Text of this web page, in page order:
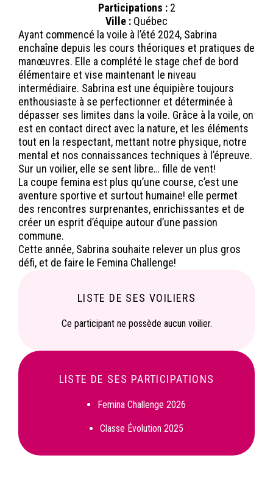
Participations : 2
Ville : Québec
Ayant commencé la voile à l’été 2024, Sabrina
enchaîne depuis les cours théoriques et pratiques de
manœuvres. Elle a complété le stage chef de bord
élémentaire et vise maintenant le niveau
intermédiaire. Sabrina est une équipière toujours
enthousiaste à se perfectionner et déterminée à
dépasser ses limites dans la voile. Grâce à la voile, on
est en contact direct avec la nature, et les éléments
tout en la respectant, mettant notre physique, notre
mental et nos connaissances techniques à l’épreuve.
Sur un voilier, elle se sent libre… fille de vent!
La coupe femina est plus qu’une course, c’est une
aventure sportive et surtout humaine! elle permet
des rencontres surprenantes, enrichissantes et de
créer un esprit d’équipe autour d’une passion
commune.
Cette année, Sabrina souhaite relever un plus gros
défi, et de faire le Femina Challenge!
LISTE DE SES VOILIERS
Ce participant ne possède aucun voilier.
LISTE DE SES PARTICIPATIONS
Femina Challenge 2026
Classe Évolution 2025